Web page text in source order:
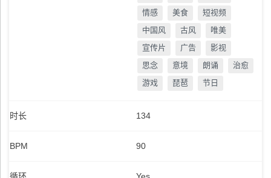
情感
美食
短视频
中国风
古风
唯美
宣传片
广告
影视
思念
意境 朗诵
治愈
游戏
琵琶 节日
时长 134
BPM 90
循环 Yes